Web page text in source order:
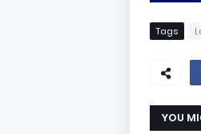
Tags
YOU